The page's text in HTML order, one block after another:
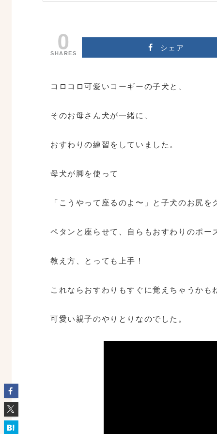
0
SHARES
シェア
コロコロ可愛いコーギーの子犬と、
そのお母さん犬が一緒に、
おすわりの練習をしていました。
母犬が脚を使って
「こうやって座るのよ〜」と子犬のお尻を
ペタンと座らせて、自らもおすわりのポー
教え方、とっても上手！
これならおすわりもすぐに覚えちゃうかも
可愛い親子のやりとりなのでした。